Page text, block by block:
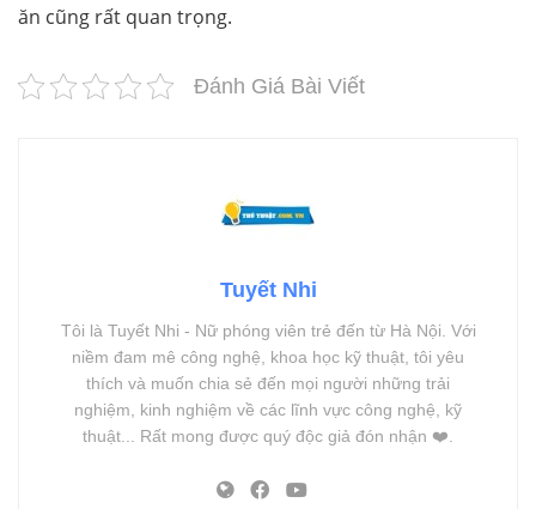
ăn cũng rất quan trọng.
Đánh Giá Bài Viết
Tuyết Nhi
Tôi là Tuyết Nhi - Nữ phóng viên trẻ đến từ Hà Nội. Với
niềm đam mê công nghệ, khoa học kỹ thuật, tôi yêu
thích và muốn chia sẻ đến mọi người những trải
nghiệm, kinh nghiệm về các lĩnh vực công nghệ, kỹ
thuật... Rất mong được quý độc giả đón nhận ❤️.